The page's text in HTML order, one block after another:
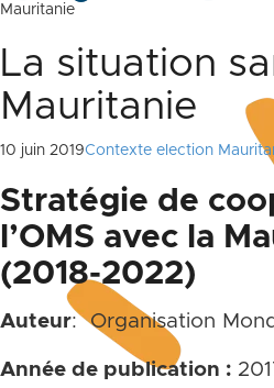
Mauritanie
La situation
Mauritanie
10 juin 2019Contexte election
Stratégie de
l’OMS avec la
(2018-2022)
Auteur: Organisation
Année de publication :